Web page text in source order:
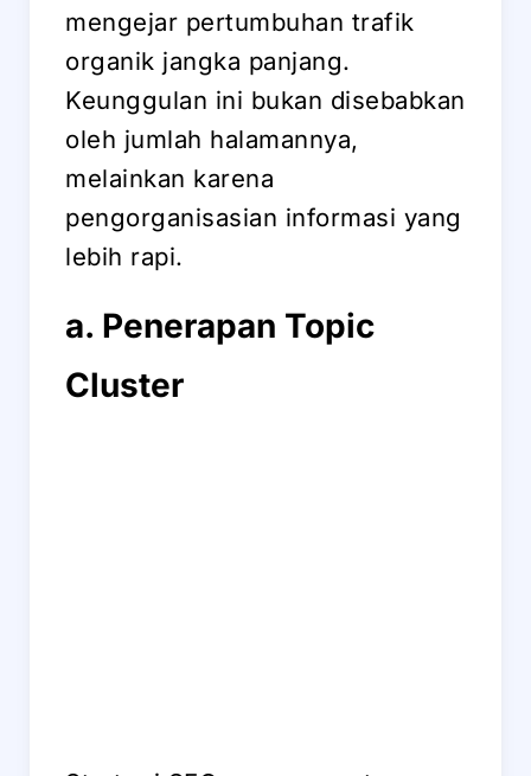
mengejar pertumbuhan trafik
organik jangka panjang.
Keunggulan ini bukan disebabkan
oleh jumlah halamannya,
melainkan karena
pengorganisasian informasi yang
lebih rapi.
a. Penerapan Topic
Cluster